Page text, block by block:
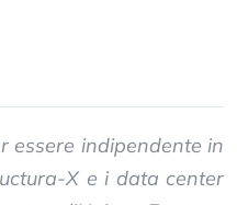
essere indipendente in
X e i data center